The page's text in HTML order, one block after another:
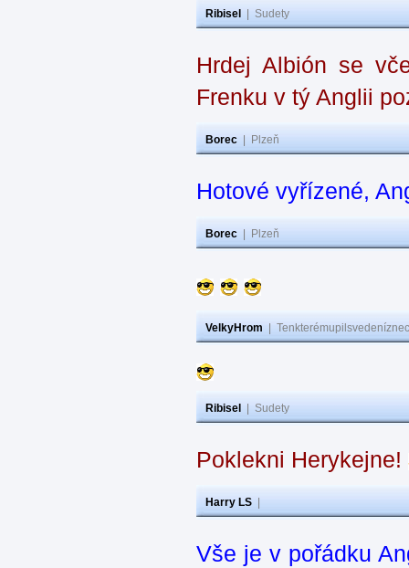
Ribisel Sudety
Hrdej Albión se
Frenku v tý Anglii
Borec Plzeň
Hotové vyřízené,
Borec Plzeň
VelkyHrom
Ribisel Sudety
Poklekni Herykejne!
Harry LS
Vše je v pořádku